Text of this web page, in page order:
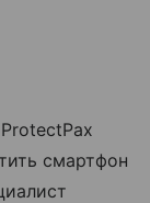
смартфон